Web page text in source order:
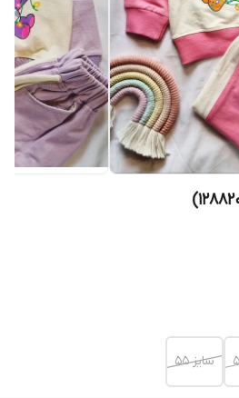
سایز 55